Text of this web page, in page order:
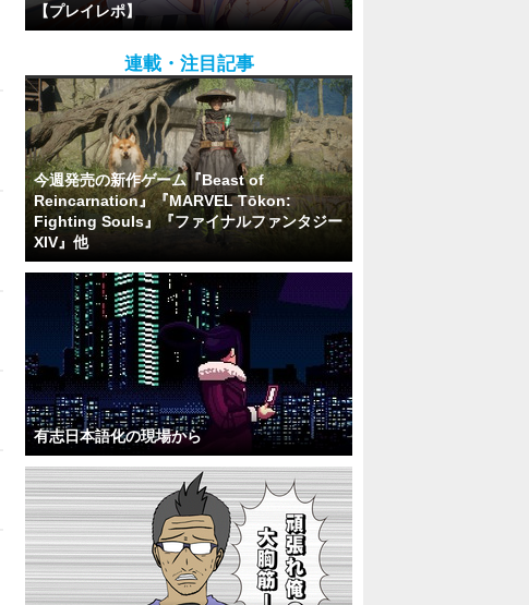
【プレイレポ】
連載・注目記事
今週発売の新作ゲーム『Beast of
Reincarnation』『MARVEL Tōkon:
Fighting Souls』『ファイナルファンタジー
XIV』他
有志日本語化の現場から